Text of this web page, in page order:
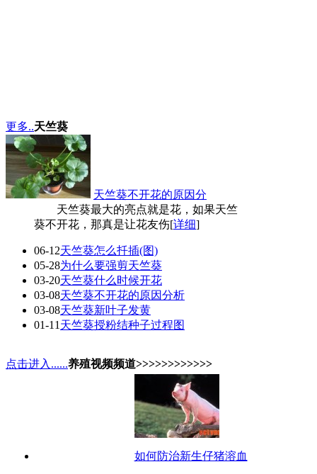
更多..天竺葵
天竺葵不开花的原因分
天竺葵最大的亮点就是花，如果天竺
葵不开花，那真是让花友伤[详细]
06-12天竺葵怎么扦插(图)
05-28为什么要强剪天竺葵
03-20天竺葵什么时候开花
03-08天竺葵不开花的原因分析
03-08天竺葵新叶子发黄
01-11 天竺葵授粉结种子过程图
点击进入......养殖视频频道>>>>>>>>>>>>
如何防治新生仔猪溶血